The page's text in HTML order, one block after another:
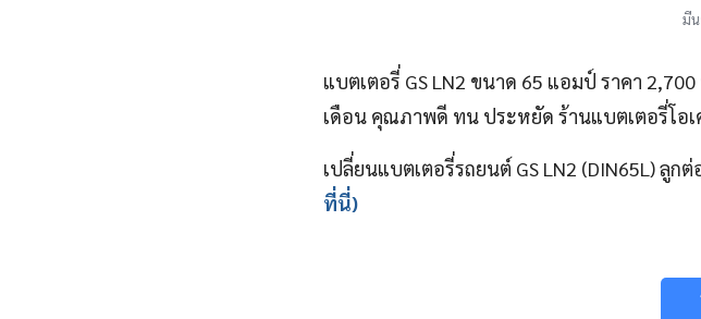
มี
แบตเตอรี่ GS LN2 ขนาด 65 แอมป์ ราคา
เดือน คุณภาพดี ทน ประหยัด ร้านแบตเตอรี่โอ
เปลี่ยนแบตเตอรี่รถยนต์ GS LN2 (DIN65L) ลูกต่
ที่นี่)